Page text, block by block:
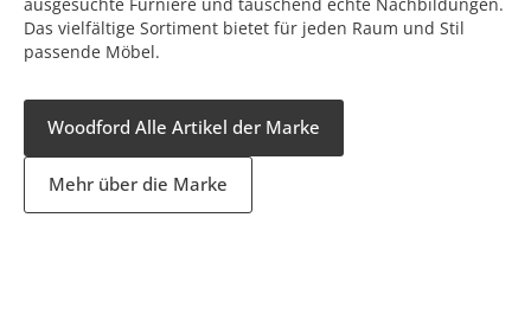
Das vielfältige Sortiment bietet für jeden Raum und Stil
passende Möbel.
Woodford Alle Artikel der Marke
Mehr über die Marke